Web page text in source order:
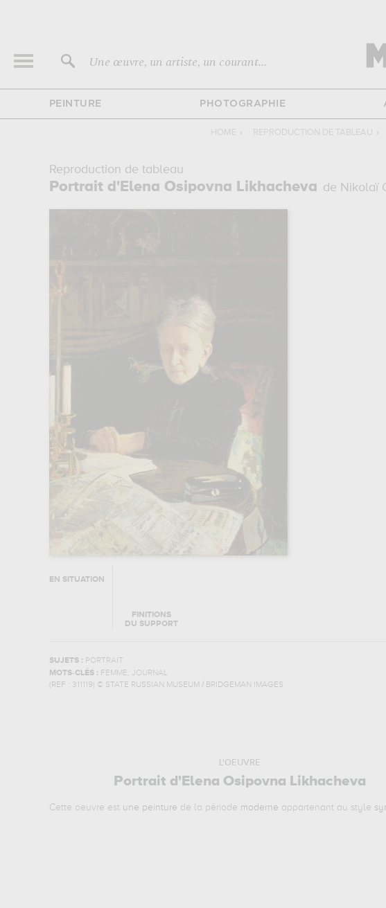
Une œuvre, un artiste, un courant...
PEINTURE PHOTOGRAPHIE
HOME › REPRODUCTION DE TABLEAU ›
Reproduction de tableau
Portrait d'Elena Osipovna Likhacheva de Nikolaï
EN SITUATION
FINITIONS
DU SUPPORT
SUJETS : PORTRAIT
MOTS-CLÉS : FEMME, JOURNAL
(REF : 311119) © STATE RUSSIAN MUSEUM / BRIDGEMAN IMAGES
L'OEUVRE
Portrait d'Elena Osipovna Likhacheva
Cette oeuvre est une peinture de la période moderne appartenant au style